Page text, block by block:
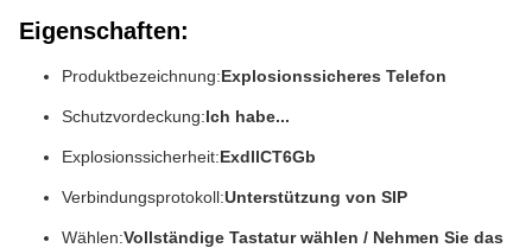
Eigenschaften:
Produktbezeichnung:Explosionssicheres Telefon
Schutzvordeckung:Ich habe...
Explosionssicherheit:ExdllCT6Gb
Verbindungsprotokoll:Unterstützung von SIP
Wählen:Vollständige Tastatur wählen / Nehmen Sie das